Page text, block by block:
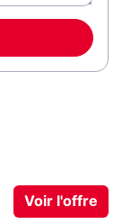
Voir l'offre